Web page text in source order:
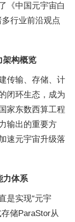
《中国元宇宙白
行业前沿观点
架构概览
传输、存储、计
闭环生态，成为
家东数西算工程
输出的重要方
速元宇宙升级落
力体系
是实现“元宇
储ParaStor从